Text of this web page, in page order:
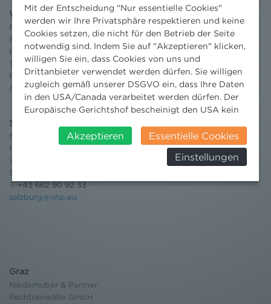
Wien
Niederhuber & Partner
Rechtsanwälte GmbH
Reisnerstraße 53, 1030 Wien
T:
+43 1 513 21 24-0
F: +43 1 513 21 24-300
office@nhp.eu
Salzburg
Niederhuber & Partner
Rechtsanwälte GmbH
Wilhelm-Spazier-Straße 2a
5020 Salzburg
T:+43 662 90 92 33
salzburg@nhp.eu
Graz
Niederhuber & Partner
Rechtsanwälte GmbH
Mit der Entscheidung "Nur essentielle Cookies"
werden wir Ihre Privatsphäre respektieren und keine
Cookies setzen, die nicht für den Betrieb der Seite
notwendig sind. Indem Sie auf "Akzeptieren" klicken,
willigen Sie ein, dass Cookies von uns und
Drittanbieter verwendet werden dürfen. Sie willigen
zugleich gemäß unserer DSGVO ein, dass Ihre Daten
in den USA/Canada verarbeitet werden dürfen. Der
Europäische Gerichtshof bescheinigt den USA kein
insbesondere das Risiko, dass ihre Daten durch US-
Behörden, zu Kontroll- und zu
Überwachungszwecken, verarbeitet werden und
werden können. Zudem finden Sie am
Bildschirmrand ein Cookie-Icon wo Sie jederzeit Ihre
Akzeptieren
Essentielle Cookies
Einstellungen